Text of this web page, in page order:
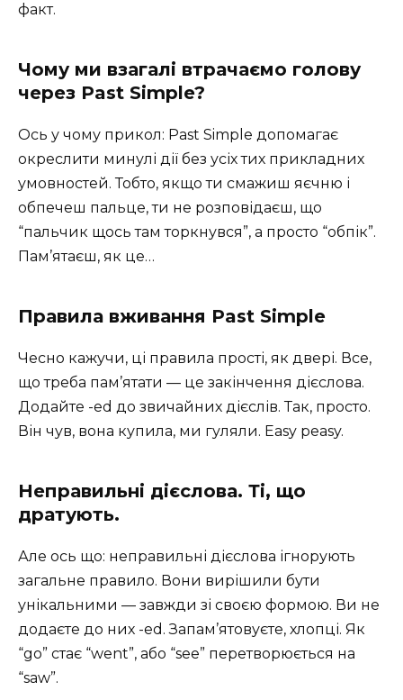
факт.
Чому ми взагалі втрачаємо голову
через Past Simple?
Ось у чому прикол: Past Simple допомагає
окреслити минулі дії без усіх тих прикладних
умовностей. Тобто, якщо ти смажиш яєчню і
обпечеш пальце, ти не розповідаєш, що
“пальчик щось там торкнувся”, а просто “обпік”.
Пам’ятаєш, як це…
Правила вживання Past Simple
Чесно кажучи, ці правила прості, як двері. Все,
що треба пам’ятати — це закінчення дієслова.
Додайте -ed до звичайних дієслів. Так, просто.
Він чув, вона купила, ми гуляли. Easy peasy.
Неправильні дієслова. Ті, що
дратують.
Але ось що: неправильні дієслова ігнорують
загальне правило. Вони вирішили бути
унікальними — завжди зі своєю формою. Ви не
додаєте до них -ed. Запам’ятовуєте, хлопці. Як
“go” стає “went”, або “see” перетворюється на
“saw”.